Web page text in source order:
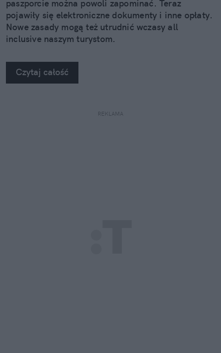
paszporcie można powoli zapominać. Teraz
pojawiły się elektroniczne dokumenty i inne opłaty.
Nowe zasady mogą też utrudnić wczasy all
inclusive naszym turystom.
Czytaj całość
REKLAMA